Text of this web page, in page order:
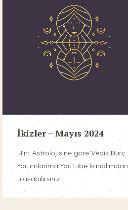
İkizler – Mayıs 2024
Hint Astrolojisine göre Vedik Burç
Yorumlarıma YouTube kanalımdan
ulaşabilirsiniz:...